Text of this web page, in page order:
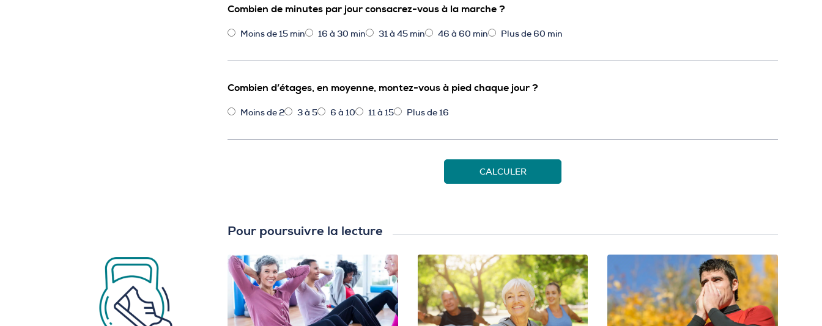
Combien de minutes par jour consacrez-vous à la marche ?
Moins de 15 min 16 à 30 min 31 à 45 min 46 à 60 min Plus de 60 min
Combien d’étages, en moyenne, montez-vous à pied chaque jour ?
Moins de 2 3 à 5 6 à 10 11 à 15 Plus de 16
CALCULER
Pour poursuivre la lecture